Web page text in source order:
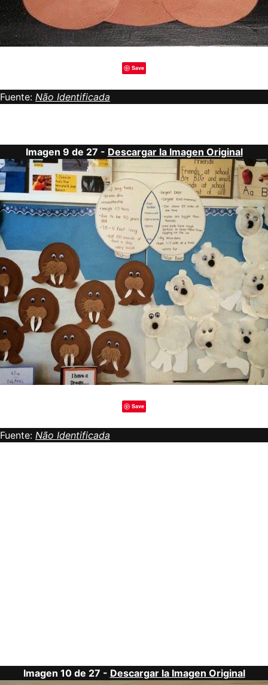
Save
Fuente: Não Identificada
Imagen 9 de 27 - Descargar la Imagen Original
Save
Fuente: Não Identificada
Imagen 10 de 27 - Descargar la Imagen Original